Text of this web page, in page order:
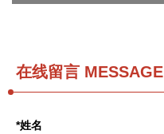
在线留言 MESSAGE
*姓名